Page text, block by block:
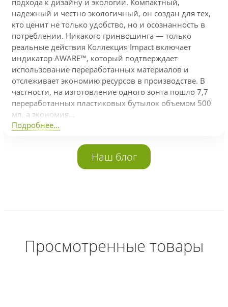
надежный и честно экологичный, он создан для тех,
кто ценит не только удобство, но и осознанность в
потреблении. Никакого гринвошинга — только
реальные действия Коллекция Impact включает
индикатор AWARE™, который подтверждает
использование переработанных материалов и
отслеживает экономию ресурсов в производстве. В
частности, на изготовление одного зонта пошло 7,7
переработанных пластиковых бутылок объемом 500
мл, а экономия...
Подробнее...
Наш блог
Просмотренные товары